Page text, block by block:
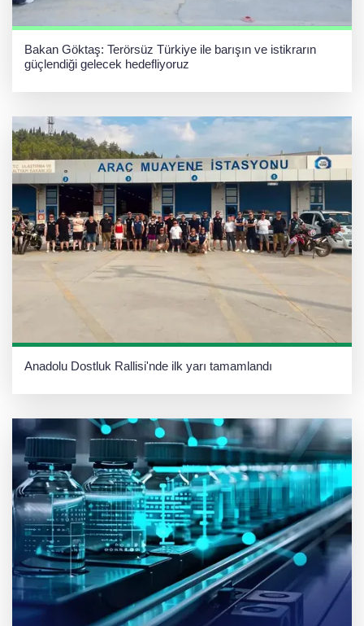
Bakan Göktaş: Terörsüz Türkiye ile barışın ve istikrarın
güçlendiği gelecek hedefliyoruz
Anadolu Dostluk Rallisi'nde ilk yarı tamamlandı